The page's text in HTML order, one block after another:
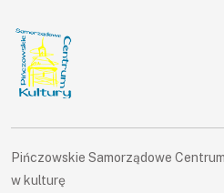
Pińczowskie Samorządowe
w kulturę